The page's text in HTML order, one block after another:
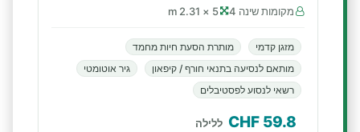
מקומות שינה 4 5 × 2.31 m
מזגן קדמי
מותרת הסעת חיות מחמד
מותאם לנסיעה בתנאי חורף / קיפאון
גיר אוטומטי
רשאי לנסוע לפסטיבלים
59.8
CHF ללילה